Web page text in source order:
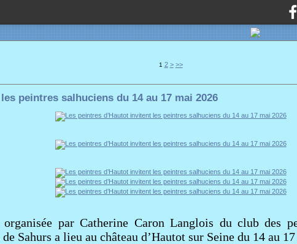
1 2 > >>
peintres salhuciens du 14 au 17 mai 2026
par Catherine Caron Langlois du club des
Sahurs a lieu au château d’Hautot sur Seine du 14 au